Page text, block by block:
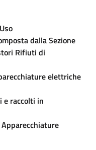
dalla Sezione
Rifiuti di
elettriche
e raccolti in